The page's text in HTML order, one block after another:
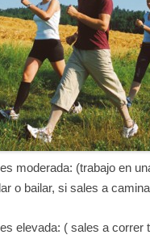
moderada: (trabajo en
o bailar, si sales a
elevada: ( sales a